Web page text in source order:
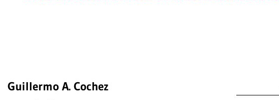
Guillermo A. Cochez